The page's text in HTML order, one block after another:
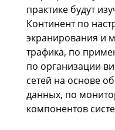
практике будут
Континент по
экранирования и
трафика, по
по организации
сетей на основе
данных, по
компонентов